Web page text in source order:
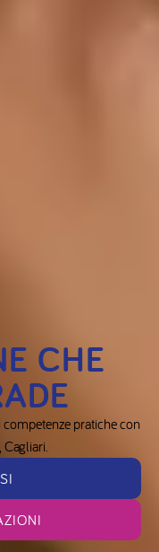
CHE
competenze pratiche con
Cagliari.